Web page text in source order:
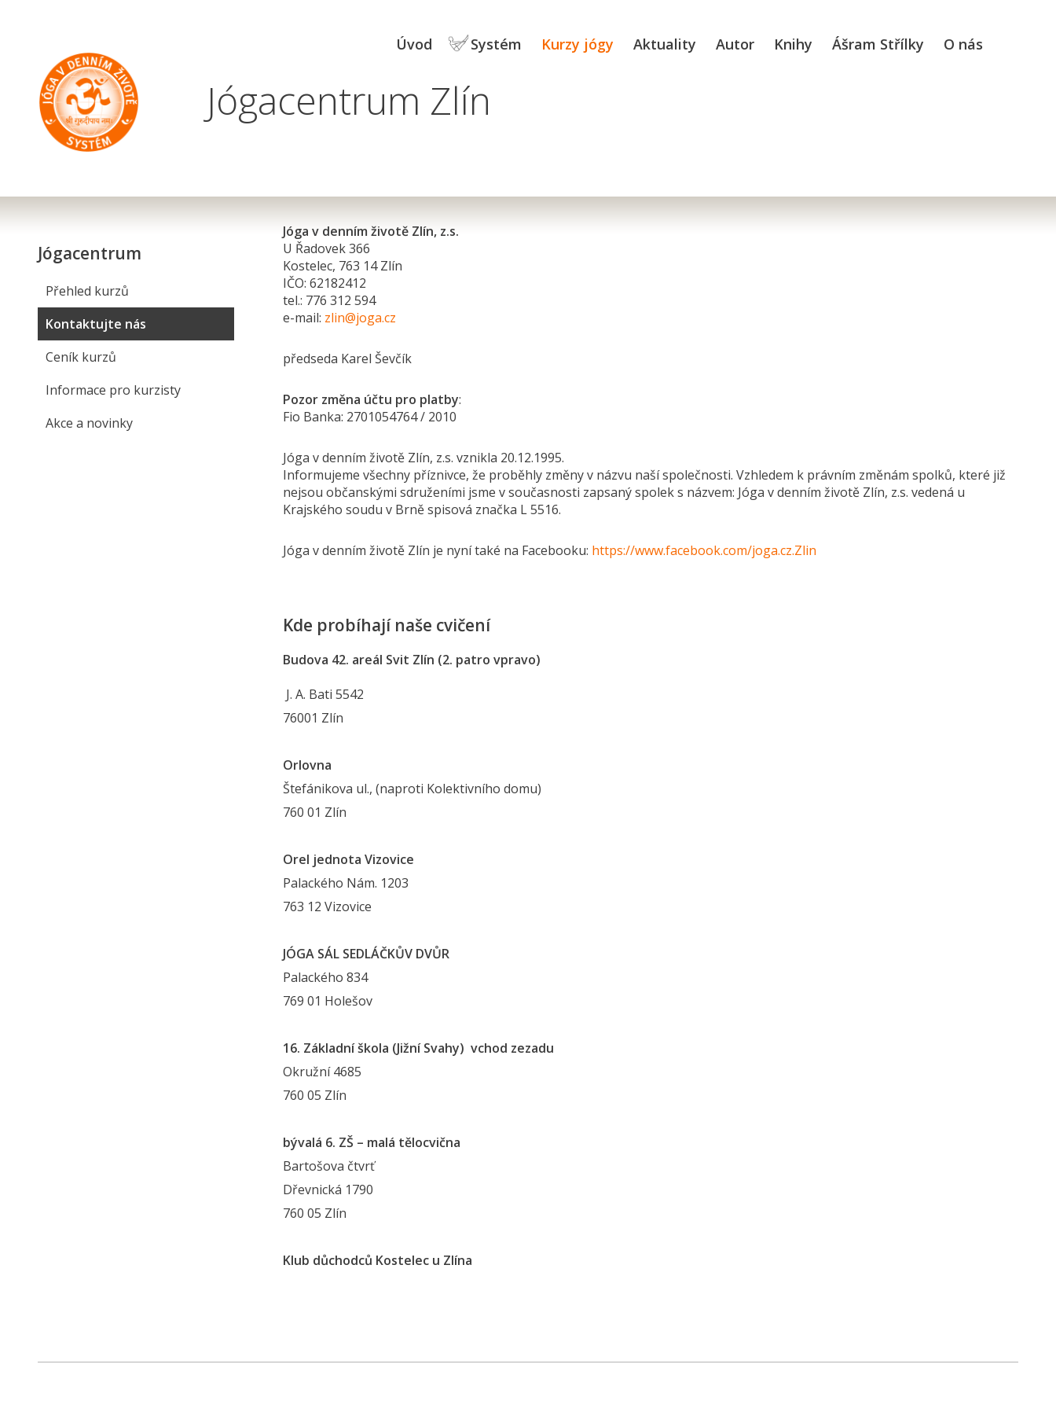
Jógacentrum Zlín
Úvod Systém Kurzy jógy Aktuality Autor Knihy Ášram Střílky O nás
Jógacentrum
Přehled kurzů
Kontaktujte nás
Ceník kurzů
Informace pro kurzisty
Akce a novinky
Jóga v denním životě Zlín, z.s.
U Řadovek 366
Kostelec, 763 14 Zlín
IČO: 62182412
tel.: 776 312 594
e-mail: zlin@joga.cz
předseda Karel Ševčík
Pozor změna účtu pro platby:
Fio Banka: 2701054764 / 2010
Jóga v denním životě Zlín, z.s. vznikla 20.12.1995.
Informujeme všechny příznivce, že proběhly změny v názvu naší společnosti. Vzhledem k právním změnám spolků, které již
nejsou občanskými sdruženími jsme v současnosti zapsaný spolek s názvem: Jóga v denním životě Zlín, z.s. vedená u
Krajského soudu v Brně spisová značka L 5516.
Jóga v denním životě Zlín je nyní také na Facebooku: https://www.facebook.com/joga.cz.Zlin
Kde probíhají naše cvičení
Budova 42. areál Svit Zlín (2. patro vpravo)
J. A. Bati 5542
76001 Zlín
Orlovna
Štefánikova ul., (naproti Kolektivního domu)
760 01 Zlín
Orel jednota Vizovice
Palackého Nám. 1203
763 12 Vizovice
JÓGA SÁL SEDLÁČKŮV DVŮR
Palackého 834
769 01 Holešov
16. Základní škola (Jižní Svahy) ­ vchod zezadu
Okružní 4685
760 05 Zlín
bývalá 6. ZŠ – malá tělocvična
Bartošova čtvrť
Dřevnická 1790
760 05 Zlín
Klub důchodců Kostelec u Zlína